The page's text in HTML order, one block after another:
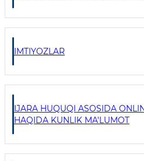
IMTIYOZLAR
IJARA HUQUQI ASOSIDA
HAQIDA KUNLIK MA'LUMOT